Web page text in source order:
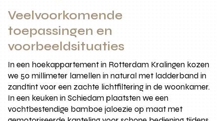
Veelvoorkomende
toepassingen en
voorbeeldsituaties
In een hoekappartement in Rotterdam Kralingen kozen
we 50 millimeter lamellen in natural met ladderband in
zandtint voor een zachte lichtfiltering in de woonkamer.
In een keuken in Schiedam plaatsten we een
vochtbestendige bamboe jaloezie op maat met